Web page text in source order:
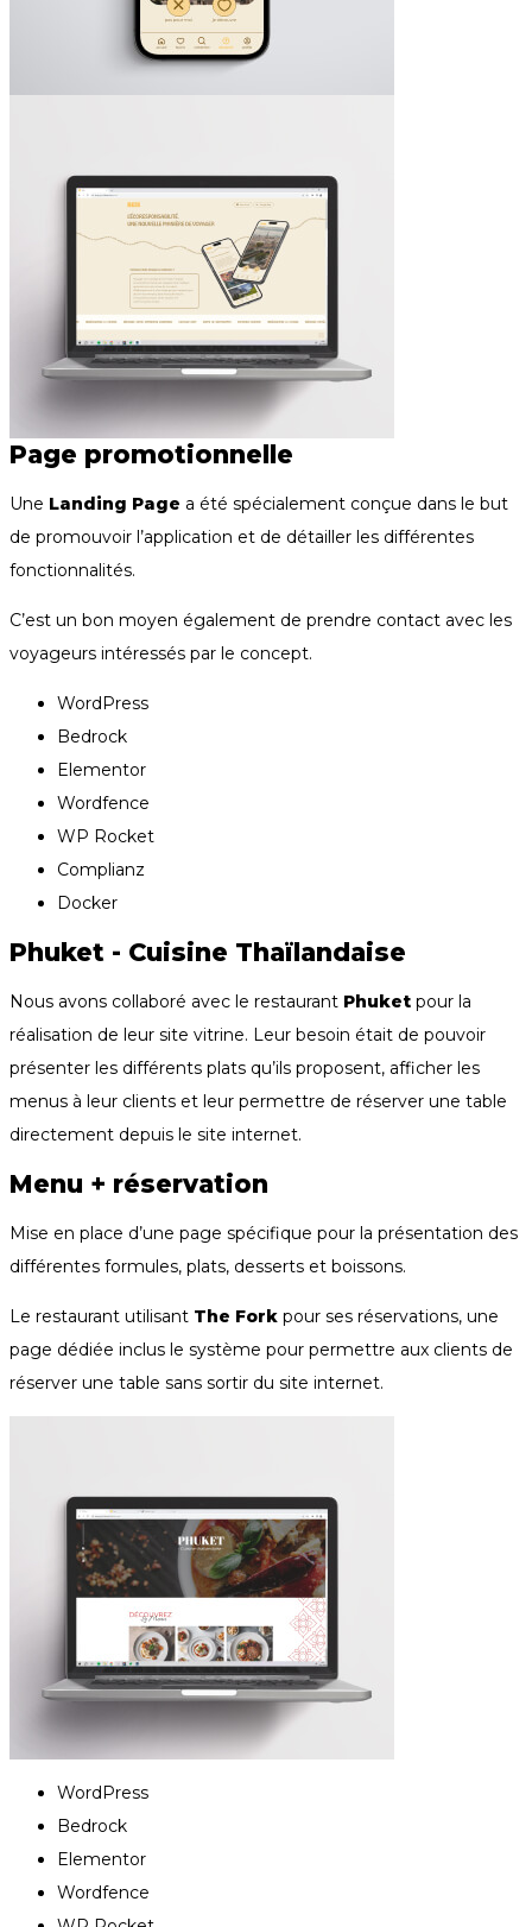
Page promotionnelle
Une Landing Page a été spécialement conçue dans le but
de promouvoir l’application et de détailler les différentes
fonctionnalités.
C’est un bon moyen également de prendre contact avec les
voyageurs intéressés par le concept.
WordPress
Bedrock
Elementor
Wordfence
WP Rocket
Complianz
Docker
Phuket - Cuisine Thaïlandaise
Nous avons collaboré avec le restaurant Phuket pour la
réalisation de leur site vitrine. Leur besoin était de pouvoir
présenter les différents plats qu’ils proposent, afficher les
menus à leur clients et leur permettre de réserver une table
directement depuis le site internet.
Menu + réservation
Mise en place d’une page spécifique pour la présentation des
différentes formules, plats, desserts et boissons.
Le restaurant utilisant The Fork pour ses réservations, une
page dédiée inclus le système pour permettre aux clients de
réserver une table sans sortir du site internet.
WordPress
Bedrock
Elementor
Wordfence